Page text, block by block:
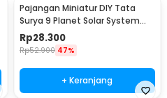
Pajangan Miniatur DIY Tata
Surya 9 Planet Solar System
Planetary - 2135
Rp28.300
Rp52.900 47%
+ Keranjang